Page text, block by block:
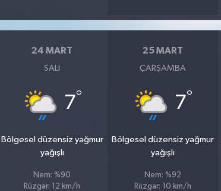
24 MART
SALI
7°
Bölgesel düzensiz yağmur
yağışlı
Nem: %90
Rüzgar: 12 km/h
25 MART
ÇARŞAMBA
7°
Bölgesel düzensiz yağmur
yağışlı
Nem: %92
Rüzgar: 10 km/h